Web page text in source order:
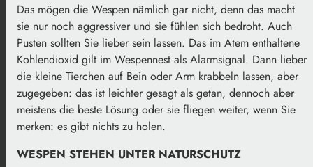
Das mögen die Wespen nämlich gar nicht, denn das macht
sie nur noch aggressiver und sie fühlen sich bedroht. Auch
Pusten sollten Sie lieber sein lassen. Das im Atem enthaltene
Kohlendioxid gilt im Wespennest als Alarmsignal. Dann lieber
die kleine Tierchen auf Bein oder Arm krabbeln lassen, aber
zugegeben: das ist leichter gesagt als getan, dennoch aber
meistens die beste Lösung oder sie fliegen weiter, wenn Sie
merken: es gibt nichts zu holen.
WESPEN STEHEN UNTER NATURSCHUTZ